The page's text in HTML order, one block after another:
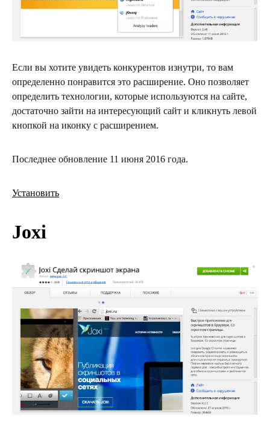
Если вы хотите увидеть конкурентов изнутри, то вам
определенно понравится это расширение. Оно позволяет
определить технологии, которые используются на сайте,
достаточно зайти на интересующий сайт и кликнуть левой
кнопкой на иконку с расширением.
Последнее обновление 11 июня 2016 года.
Установить
Joxi